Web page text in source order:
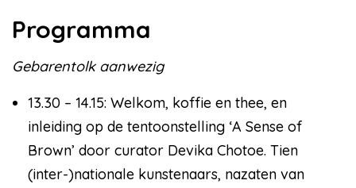
Programma
Gebarentolk aanwezig
13.30 – 14.15: Welkom, koffie en thee, en
inleiding op de tentoonstelling ‘A Sense of
Brown’ door curator Devika Chotoe. Tien
(inter-)nationale kunstenaars, nazaten van